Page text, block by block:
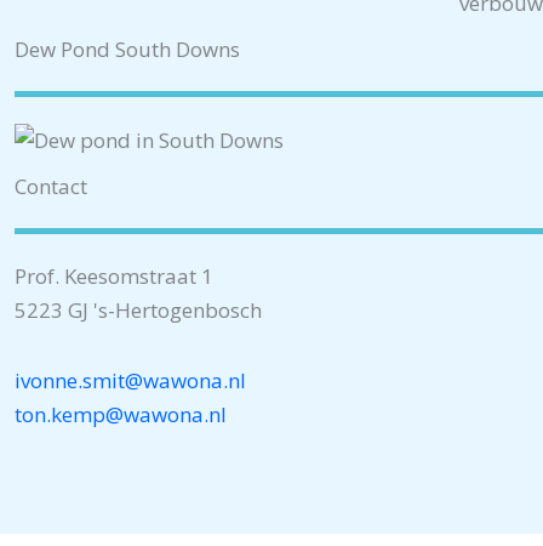
Dew Pond South Downs
Contact
Prof. Keesomstraat 1
5223 GJ 's-Hertogenbosch
ivonne.smit@wawona.nl
ton.kemp@wawona.nl